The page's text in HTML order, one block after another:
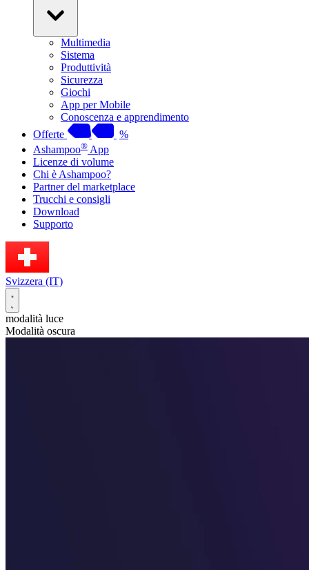
Multimedia
Sistema
Produttività
Sicurezza
Giochi
App per Mobile
Conoscenza e apprendimento
Offerte
%
Ashampoo® App
Licenze di volume
Chi è Ashampoo?
Partner del marketplace
Trucchi e consigli
Download
Supporto
Svizzera (IT)
modalità luce
Modalità oscura